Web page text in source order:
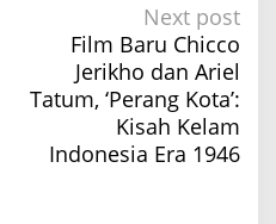
Next post
Film Baru Chicco
Jerikho dan Ariel
Tatum, ‘Perang Kota’:
Kisah Kelam
Indonesia Era 1946